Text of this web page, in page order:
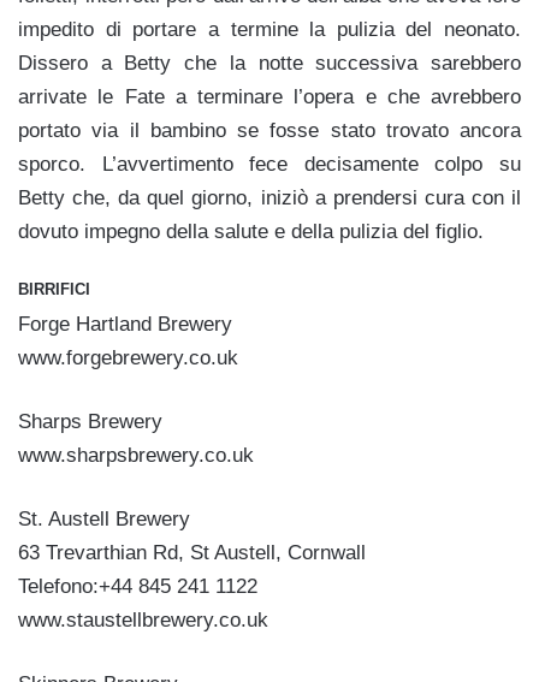
impedito di portare a termine la pulizia del neonato.
Dissero a Betty che la notte successiva sarebbero
arrivate le Fate a terminare l’opera e che avrebbero
portato via il bambino se fosse stato trovato ancora
sporco. L’avvertimento fece decisamente colpo su
Betty che, da quel giorno, iniziò a prendersi cura con il
dovuto impegno della salute e della pulizia del figlio.
BIRRIFICI
Forge Hartland Brewery
www.forgebrewery.co.uk
Sharps Brewery
www.sharpsbrewery.co.uk
St. Austell Brewery
63 Trevarthian Rd, St Austell, Cornwall
Telefono:+44 845 241 1122
www.staustellbrewery.co.uk